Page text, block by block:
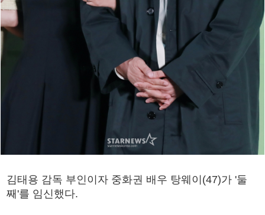
김태용 감독 부인이자 중화권 배우 탕웨이(47)가 '둘
째'를 임신했다.